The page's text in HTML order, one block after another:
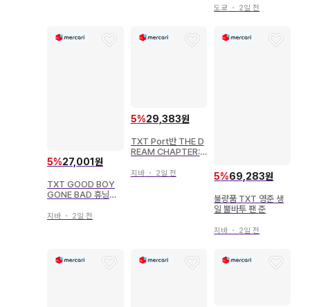
도쿄 ・ 2일 전
5%27,001원
TXT GOOD BOY
GONE BAD 휴닝카
지바 ・ 2일 전
5%29,383원
TXT Port반 THE D
REAM CHAPTER: E
지바・ 2일 전 5%69,283원
불량품 TXT 영준 생
일 뿔바투 팬 준
지바 ・ 2일 전